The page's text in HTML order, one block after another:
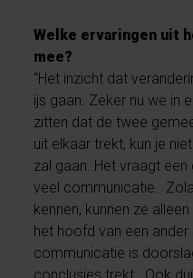
Welke ervaringen uit
mee?
“Het inzicht dat
ijs gaan. Zeker nu we in
zitten dat de twee
uit elkaar trekt, kun je
zal gaan. Het vraagt
veel communicatie.
kennen, kunnen ze
het hoofd van een
communicatie is
conclusies trekt. Ook